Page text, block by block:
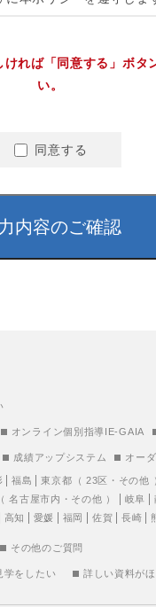
れば「同意する」ボ
い。
同意する
オンライン個別指導IE-GAIA
成績アップシステム オー
福島 東京都 （ 23区 ・ その他
（名古屋市内 ・ その他 ） 岐阜
高知 愛媛 福岡 佐賀 長崎
その他のご質問
学をしたい 詳しい資料が